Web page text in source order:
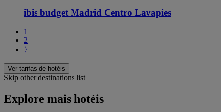
ibis budget Madrid Centro Lavapies
1
2
〉
Ver tarifas de hotéis
Skip other destinations list
Explore mais hotéis